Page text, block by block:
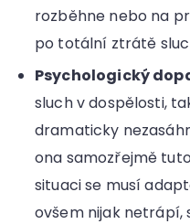
rozběhne nebo na
po totální ztrátě
Psychologický
sluch v dospělosti,
dramaticky
ona samozřejmě
situaci se musí
ovšem nijak netrápí,